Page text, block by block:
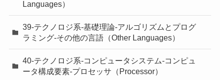
Languages）
39-テクノロジ系-基礎理論-アルゴリズムとプログ
ラミング-その他の言語（Other Languages）
40-テクノロジ系-コンピュータシステム-コンピュ
ータ構成要素-プロセッサ（Processor）